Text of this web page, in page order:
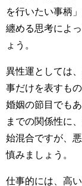
を行いたい事柄
纏める思考によ
ょう。
異性運としては
事だけを表すも
婚姻の節目でも
までの関係性に
始混合ですが、
慎みましょう。
仕事的には、高